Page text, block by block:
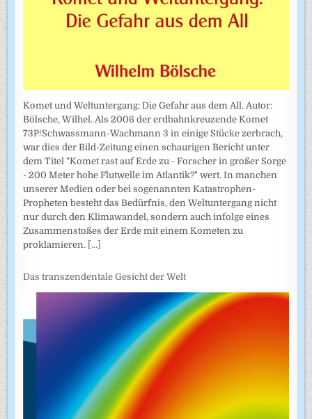
Komet und Weltuntergang: Die Gefahr aus dem All. Autor:
Bölsche, Wilhel. Als 2006 der erdbahnkreuzende Komet
73P/Schwassmann-Wachmann 3 in einige Stücke zerbrach,
war dies der Bild-Zeitung einen schaurigen Bericht unter
dem Titel "Komet rast auf Erde zu - Forscher in großer Sorge
- 200 Meter hohe Flutwelle im Atlantik?" wert. In manchen
unserer Medien oder bei sogenannten Katastrophen-
Propheten besteht das Bedürfnis, den Weltuntergang nicht
nur durch den Klimawandel, sondern auch infolge eines
Zusammenstoßes der Erde mit einem Kometen zu
proklamieren. [...]
Das transzendentale Gesicht der Welt